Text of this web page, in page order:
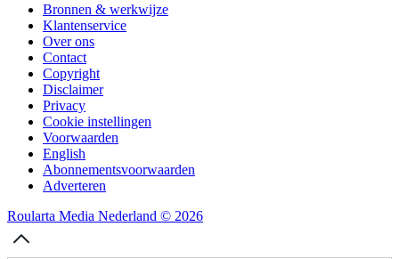
Bronnen & werkwijze
Klantenservice
Over ons
Contact
Copyright
Disclaimer
Privacy
Cookie instellingen
Voorwaarden
English
Abonnementsvoorwaarden
Adverteren
Roularta Media Nederland © 2026